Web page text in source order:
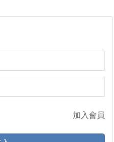
加入會員